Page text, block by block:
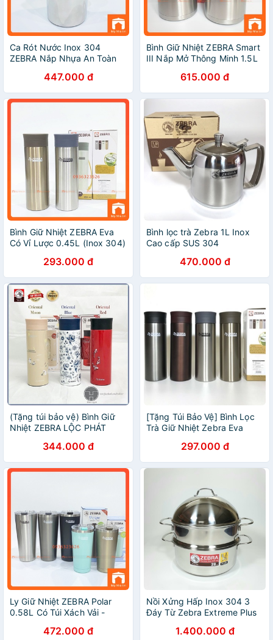
Ca Rót Nước Inox 304
ZEBRA Nắp Nhựa An Toàn
Hàng Nhập Khẩu Thái Lan
447.000 đ
Bình Giữ Nhiệt ZEBRA Smart
III Nắp Mở Thông Minh 1.5L
615.000 đ
Bình Giữ Nhiệt ZEBRA Eva
Có Vỉ Lược 0.45L (Inox 304)
293.000 đ
Bình lọc trà Zebra 1L Inox
Cao cấp SUS 304
470.000 đ
(Tặng túi bảo vệ) Bình Giữ
Nhiệt ZEBRA LỘC PHÁT
344.000 đ
[Tặng Túi Bảo Vệ] Bình Lọc
Trà Giữ Nhiệt Zebra Eva
297.000 đ
Ly Giữ Nhiệt ZEBRA Polar
0.58L Có Túi Xách Vải -
Thái Lan472.000 đ
Nồi Xửng Hấp Inox 304 3
Đáy Từ Zebra Extreme Plus
1.400.000 đ